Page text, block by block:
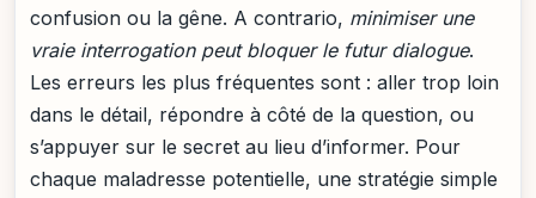
confusion ou la gêne. A contrario, minimiser une
vraie interrogation peut bloquer le futur dialogue.
Les erreurs les plus fréquentes sont : aller trop loin
dans le détail, répondre à côté de la question, ou
s’appuyer sur le secret au lieu d’informer. Pour
chaque maladresse potentielle, une stratégie simple